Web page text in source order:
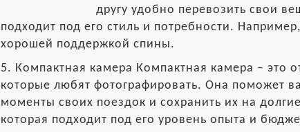
другу удобно перевозить свои
подходит под его стиль и потребности.
хорошей поддержкой спины.
5. Компактная камера Компактная камера – это
которые любят фотографировать. Она поможет
моменты своих поездок и сохранить их на
которая подходит под его уровень опыта и